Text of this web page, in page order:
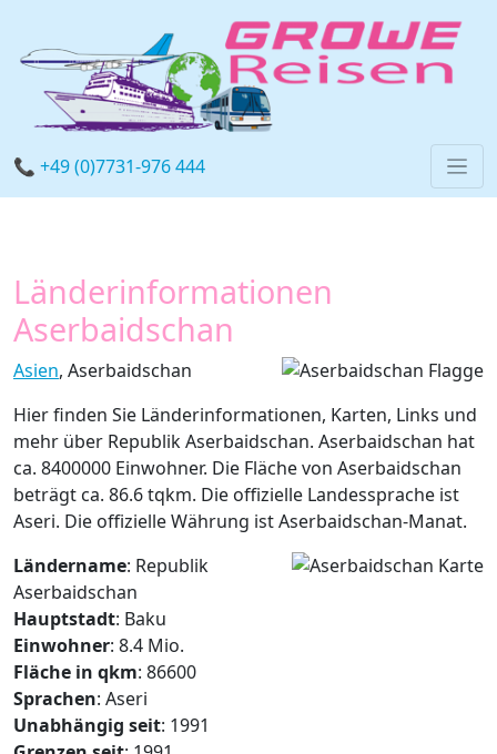
📞 +49 (0)7731-976 444
Länderinformationen
Aserbaidschan
Asien, Aserbaidschan
Hier finden Sie Länderinformationen, Karten, Links und
mehr über Republik Aserbaidschan. Aserbaidschan hat
ca. 8400000 Einwohner. Die Fläche von Aserbaidschan
beträgt ca. 86.6 tqkm. Die offizielle Landessprache ist
Aseri. Die offizielle Währung ist Aserbaidschan-Manat.
Ländername: Republik
Aserbaidschan
Hauptstadt: Baku
Einwohner: 8.4 Mio.
Fläche in qkm: 86600
Sprachen: Aseri
Unabhängig seit: 1991